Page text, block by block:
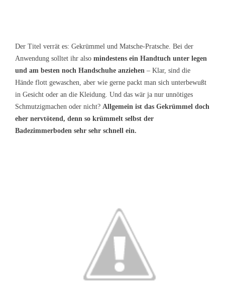
Der Titel verrät es: Gekrümmel und Matsche-Pratsche. Bei der
Anwendung solltet ihr also mindestens ein Handtuch unter legen
und am besten noch Handschuhe anziehen – Klar, sind die
Hände flott gewaschen, aber wie gerne packt man sich unterbewußt
in Gesicht oder an die Kleidung. Und das wär ja nur unnötiges
Schmutzigmachen oder nicht? Allgemein ist das Gekrümmel doch
eher nervtötend, denn so krümmelt selbst der
Badezimmerboden sehr sehr schnell ein.